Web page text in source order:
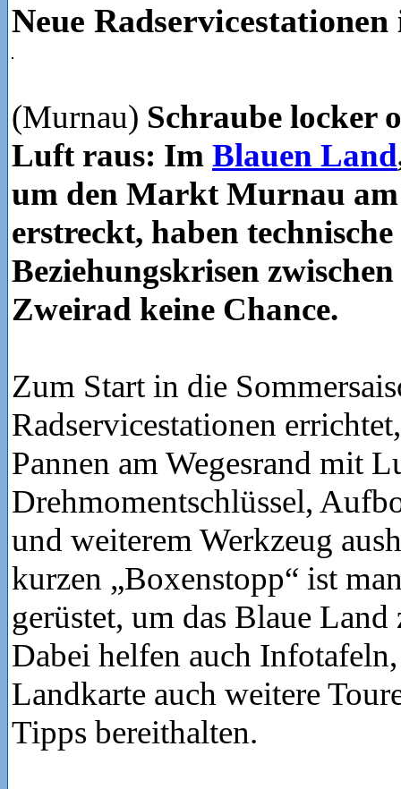
Neue
(Murnau) Schraube locker
Luft raus: Im Blauen Land
um den Markt Murnau am
erstreckt, haben technische
Beziehungskrisen
Zweirad keine Chance.
Zum Start in die
Radservicestationen
Pannen am Wegesrand mit
Drehmomentschlüssel,
und weiterem Werkzeug
kurzen „Boxenstopp“ ist
gerüstet, um das Blaue Land
Dabei helfen auch
Landkarte auch weitere
Tipps bereithalten.